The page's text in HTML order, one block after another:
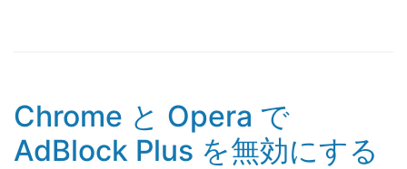
Chrome と Opera で
AdBlock Plus を無効にする